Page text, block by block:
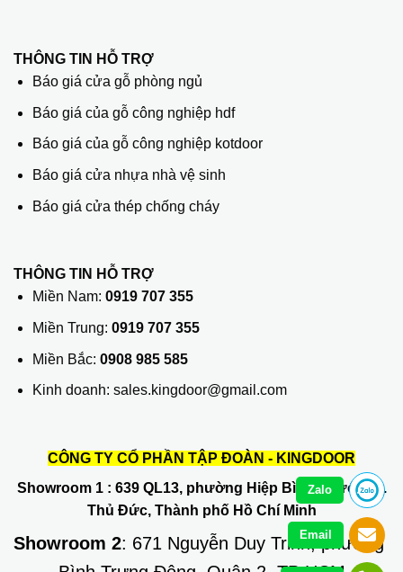
THÔNG TIN HỖ TRỢ
Báo giá cửa gỗ phòng ngủ
Báo giá của gỗ công nghiệp hdf
Báo giá của gỗ công nghiệp kotdoor
Báo giá cửa nhựa nhà vệ sinh
Báo giá cửa thép chống cháy
THÔNG TIN HỖ TRỢ
Miền Nam: 0919 707 355
Miền Trung: 0919 707 355
Miền Bắc: 0908 985 585
Kinh doanh: sales.kingdoor@gmail.com
CÔNG TY CỔ PHẦN TẬP ĐOÀN - KINGDOOR
Showroom 1: 639 QL13, phường Hiệp Bình Phước, Q.
Thủ Đức, Thành phố Hồ Chí Minh
Showroom 2: 671 Nguyễn Duy Trinh, phường
Zalo
Email